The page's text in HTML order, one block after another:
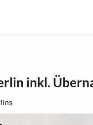
inkl.